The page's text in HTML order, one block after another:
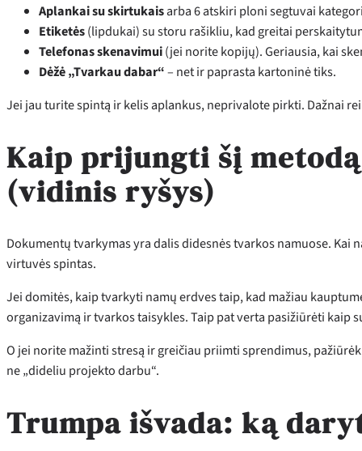
Aplankai su skirtukaisarba 6 atskiri ploni segtuvai
Etiketės(lipdukai) su storu rašikliu, kad greitai
Telefonas skenavimui(jei norite kopijų). Geriausia, kai
Dėžė „Tvarkau dabar“– net ir paprasta kartoninė tiks.
Jei jau turite spintą ir kelis aplankus, neprivalote pirkti. Dažnai
Kaip prijungti šį
(vidinis ryšys)
Dokumentų tvarkymas yra dalis didesnės tvarkos namuose.
virtuvės spintas.
Jei domitės, kaip tvarkyti namų erdves taip, kad mažiau
organizavimą ir tvarkos taisykles. Taip pat verta pasižiūrėti kaip
O jei norite mažinti stresą ir greičiau priimti sprendimus,
ne „dideliu projekto darbu“.
Trumpa išvada: ką